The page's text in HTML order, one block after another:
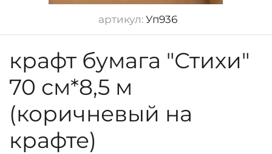
артикул: Уп936
крафт бумага "Стихи"
70 см*8,5 м
(коричневый на
крафте)